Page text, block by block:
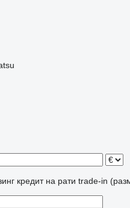
кредит на рати trade-in